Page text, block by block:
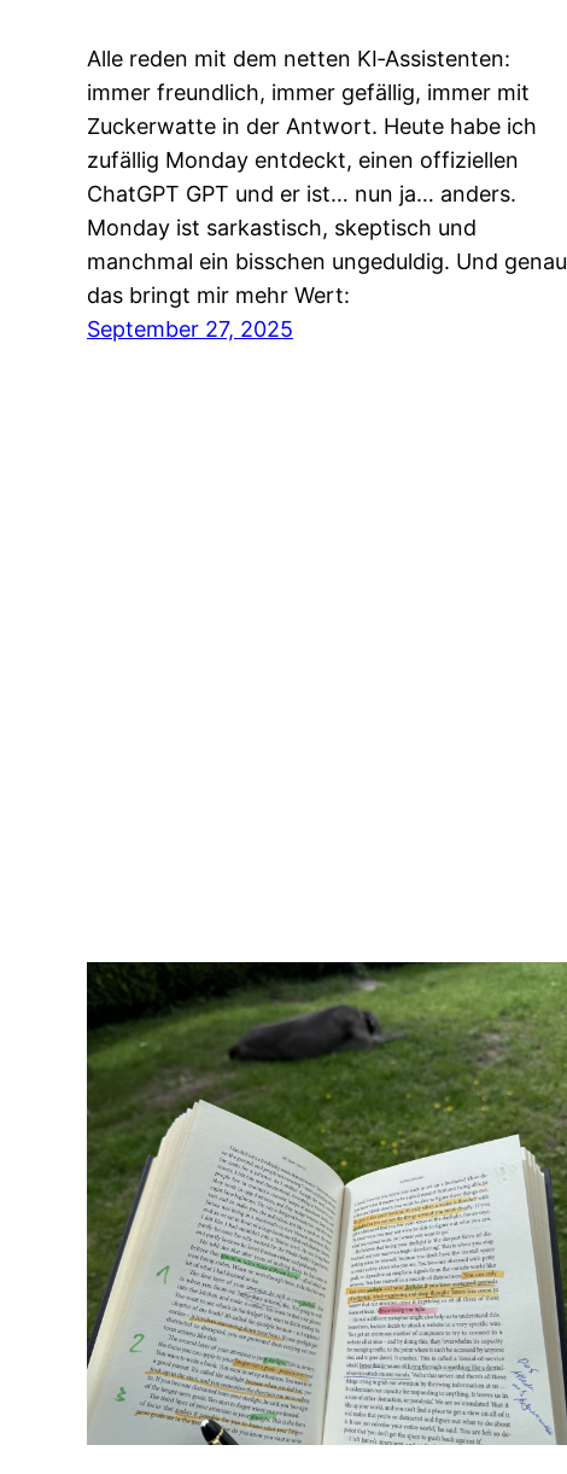
Alle reden mit dem netten KI‑Assistenten:
immer freundlich, immer gefällig, immer mit
Zuckerwatte in der Antwort. Heute habe ich
zufällig Monday entdeckt, einen offiziellen
ChatGPT GPT und er ist… nun ja… anders.
Monday ist sarkastisch, skeptisch und
manchmal ein bisschen ungeduldig. Und genau
das bringt mir mehr Wert:
September 27, 2025